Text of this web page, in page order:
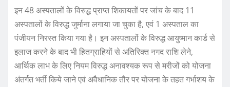
इन 48 अस्पतालों के विरुद्ध प्राप्त शिकायतों पर जांच के बाद 11
अस्पतालों के विरुद्ध जुर्माना लगाया जा चुका है, एवं 1 अस्पताल का
पंजीयन निरस्त किया गया है। इन अस्पतालों के विरुद्ध आयुष्मान कार्ड से
इलाज करने के बाद भी हितग्राहियों से अतिरिक्त नगद राशि लेने,
आर्थिक लाभ के लिए नियम विरुद्ध अनावश्यक रूप से मरीजों को योजना
अंतर्गत भर्ती किये जाने एवं अवैधानिक तौर पर योजना के तहत गर्भाशय के